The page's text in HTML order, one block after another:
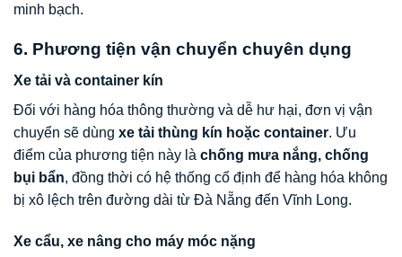
minh bạch.
6. Phương tiện vận chuyển chuyên dụng
Xe tải và container kín
Đối với hàng hóa thông thường và dễ hư hại, đơn vị vận
chuyển sẽ dùng xe tải thùng kín hoặc container. Ưu
điểm của phương tiện này là chống mưa nắng, chống
bụi bẩn, đồng thời có hệ thống cố định để hàng hóa không
bị xô lệch trên đường dài từ Đà Nẵng đến Vĩnh Long.
Xe cẩu, xe nâng cho máy móc nặng